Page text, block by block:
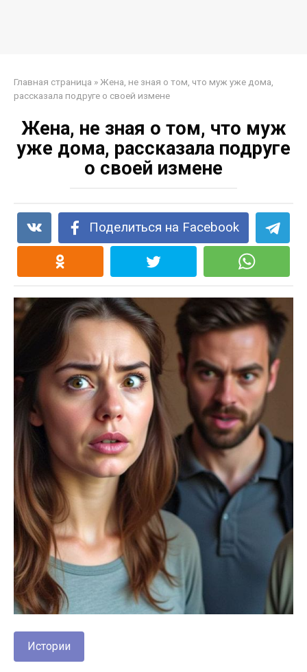
Главная страница » Жена, не зная о том, что муж уже дома,
рассказала подруге о своей измене
Жена, не зная о том, что муж
уже дома, рассказала подруге
о своей измене
Поделиться на Facebook
Истории